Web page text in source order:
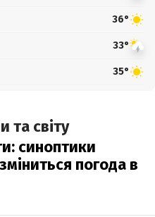
36°
33°
35°
та світу
синоптики
погода в